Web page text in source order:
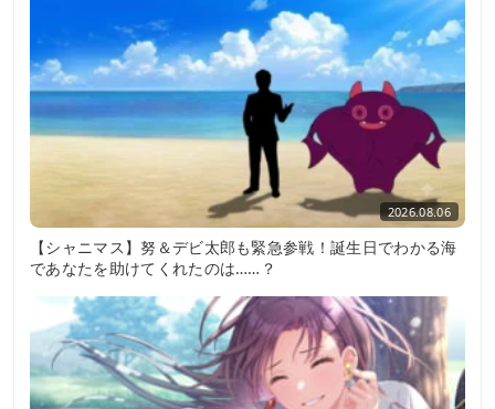
2026.08.06
【シャニマス】努＆デビ太郎も緊急参戦！誕生日でわかる海
であなたを助けてくれたのは……？